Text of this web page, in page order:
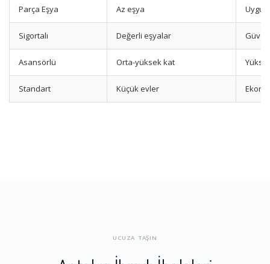
Parça Eşya Az eşya
Sigortalı Değerli eşyalar
Asansörlü Orta-yüksek kat
Standart Küçük evler
UCUZA TAŞIN